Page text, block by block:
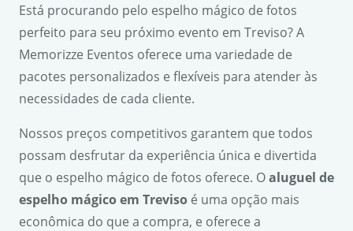
Está procurando pelo espelho mágico de fotos
perfeito para seu próximo evento em Treviso? A
Memorizze Eventos oferece uma variedade de
pacotes personalizados e flexíveis para atender às
necessidades de cada cliente.
Nossos preços competitivos garantem que todos
possam desfrutar da experiência única e divertida
que o espelho mágico de fotos oferece. Oaluguel de
espelho mágico em Treviso é uma opção mais
econômica do que a compra, e oferece a